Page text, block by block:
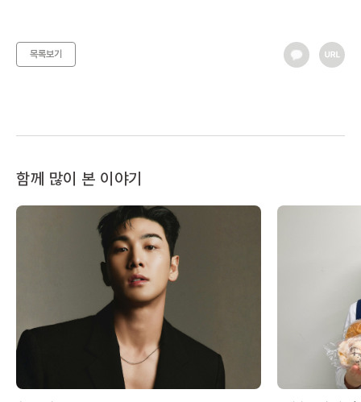
목록보기
함께 많이 본 이야기